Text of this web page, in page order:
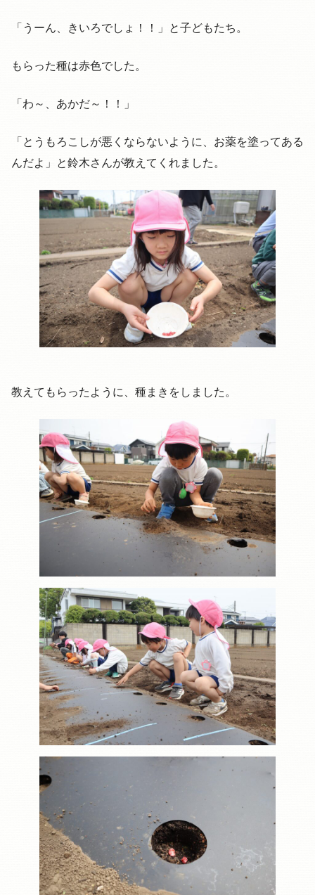
「うーん、きいろでしょ！！」と子どもたち。
もらった種は赤色でした。
「わ～、あかだ～！！」
「とうもろこしが悪くならないように、お薬を塗ってある
んだよ」と鈴木さんが教えてくれました。
教えてもらったように、種まきをしました。